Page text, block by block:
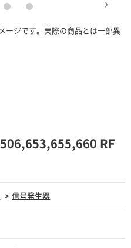
ージです。実際の商品とは一部異
RF
信号発生器